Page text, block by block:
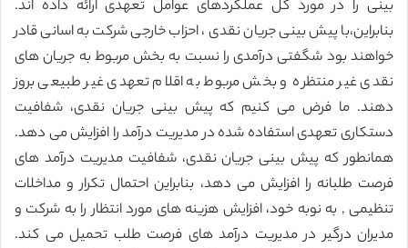
بینی را در مورد کل عملکردهای عوامل تعهدی ارائه داده اند.
بنابراین،با پیش بینی جریان نقدی ، احزاب خارجی شرکت به اسانی قادر
خواهند بود شگفتی درآمدی را نسبت به بخش مربوط به جریان های
نقدی غیر منتظره و بخش مربوط به اقلام تعهدی غیر طبیعی بروز
دهند. ما فرض می کنیم که پیش بینی جریان نقدی، شفافیت
دستکاری تعهدی استفاده شده در مدیریت درآمد را افزایش می دهد.
همانطور که پیش بینی جریان نقدی، شفافیت مدیریت درآمد های
فرصت طلبانه را افزایش می دهد، بنابراین احتمال تکرار و مداخلات
تنظیمی , به نوبه خود، افزایش هزینه های مورد انتظار را به شرکت و
مدیران درگیر در مدیریت درآمد های فرصت طلب تحمیل می کند.